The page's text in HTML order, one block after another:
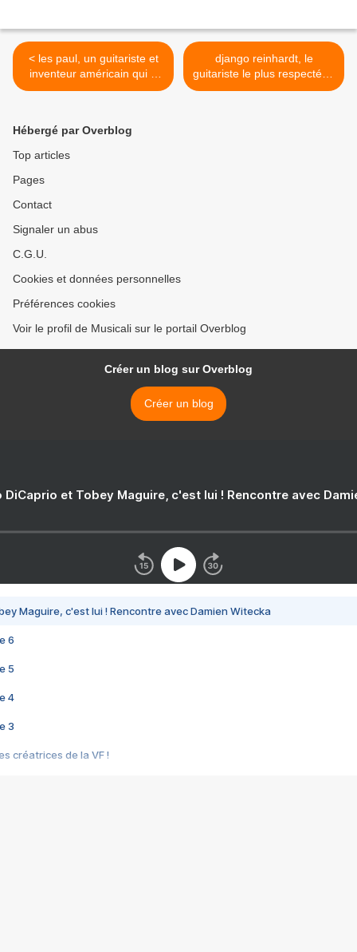
< les paul, un guitariste et
inventeur américain qui a
joué un rôle important dans
plein (solibody)
django reinhardt, le
guitariste le plus respecté et
influent de l'histoire du jazz,
Hébergé par Overblog
Top articles
Pages
Contact
Signaler un abus
C.G.U.
Cookies et données personnelles
Préférences cookies
Voir le profil de Musicali sur le portail Overblog
Créer un blog sur Overblog
Créer un blog
DiCaprio et Tobey Maguire, c'est lui ! Rencontre avec
Maguire, c'est lui ! Rencontre avec Damien Witecka
6
5
4
3
créatrices de la VF !